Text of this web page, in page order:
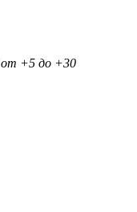
от +5 до +30